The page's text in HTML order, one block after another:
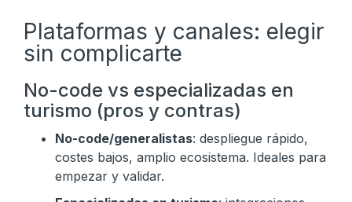
Plataformas y canales: elegir
sin complicarte
No-code vs especializadas en
turismo (pros y contras)
No-code/generalistas: despliegue rápido,
costes bajos, amplio ecosistema. Ideales para
empezar y validar.